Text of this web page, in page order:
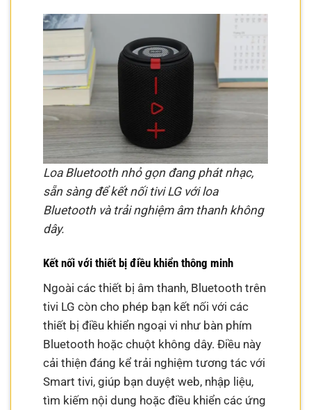
Loa Bluetooth nhỏ gọn đang phát nhạc,
sẵn sàng để kết nối tivi LG với loa
Bluetooth và trải nghiệm âm thanh không
dây.
Kết nối với thiết bị điều khiển thông minh
Ngoài các thiết bị âm thanh, Bluetooth trên
tivi LG còn cho phép bạn kết nối với các
thiết bị điều khiển ngoại vi như bàn phím
Bluetooth hoặc chuột không dây. Điều này
cải thiện đáng kể trải nghiệm tương tác với
Smart tivi, giúp bạn duyệt web, nhập liệu,
tìm kiếm nội dung hoặc điều khiển các ứng